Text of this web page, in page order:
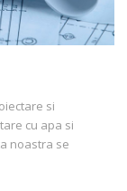
si
cu apa si
noastra se